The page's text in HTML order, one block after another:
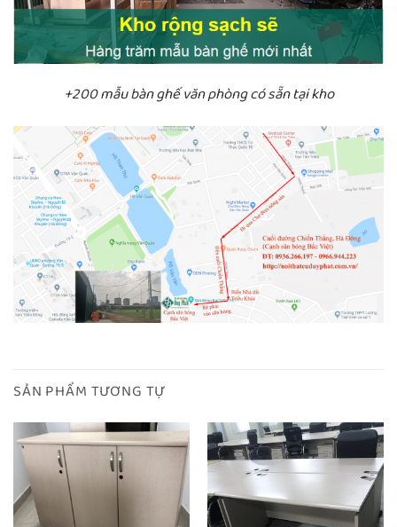
+200 mẫu bàn ghế văn phòng có sẵn tại kho
SẢN PHẨM TƯƠNG TỰ